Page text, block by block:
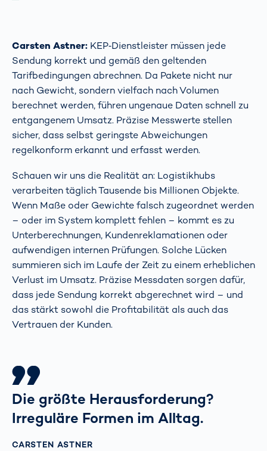
Carsten Astner: KEP‑Dienstleister müssen jede
Sendung korrekt und gemäß den geltenden
Tarifbedingungen abrechnen. Da Pakete nicht nur
nach Gewicht, sondern vielfach nach Volumen
berechnet werden, führen ungenaue Daten schnell zu
entgangenem Umsatz. Präzise Messwerte stellen
sicher, dass selbst geringste Abweichungen
regelkonform erkannt und erfasst werden.
Schauen wir uns die Realität an: Logistikhubs
verarbeiten täglich Tausende bis Millionen Objekte.
Wenn Maße oder Gewichte falsch zugeordnet werden
– oder im System komplett fehlen – kommt es zu
Unterberechnungen, Kundenreklamationen oder
aufwendigen internen Prüfungen. Solche Lücken
summieren sich im Laufe der Zeit zu einem erheblichen
Verlust im Umsatz. Präzise Messdaten sorgen dafür,
dass jede Sendung korrekt abgerechnet wird – und
das stärkt sowohl die Profitabilität als auch das
Vertrauen der Kunden.
Die größte Herausforderung?
Irreguläre Formen im Alltag.
CARSTEN ASTNER